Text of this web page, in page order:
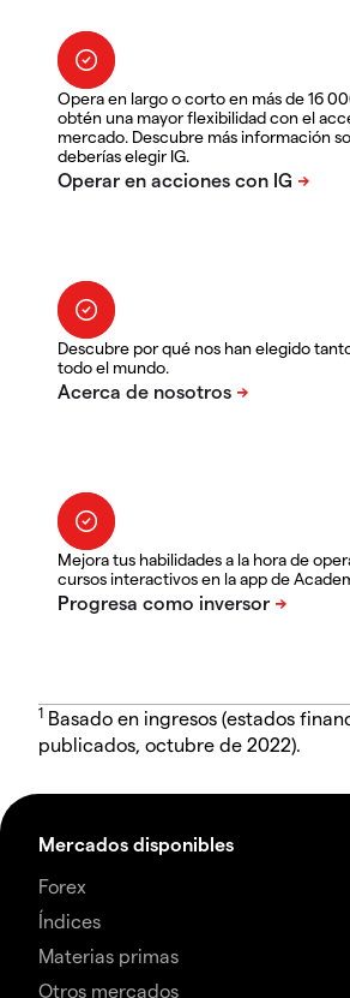
Opera en largo o corto en más de 16
obtén una mayor flexibilidad con el
mercado. Descubre más información
deberías elegir IG.
Descubre por qué nos han elegido
todo el mundo.
Mejora tus habilidades a la hora de
cursos interactivos en la app de
1 Basado en ingresos (estados
publicados, octubre de 2022).
Mercados disponibles
Forex
Índices
Materias primas
Otros mercados